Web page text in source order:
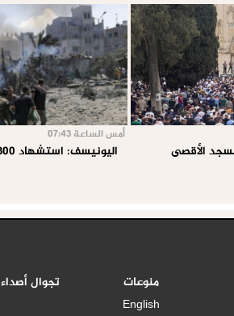
أمس الساعة 07:43
اليونيسف: استشهاد 300 طفل منذ وقف إطلاق النار في غزة
منوعات تجوال أصداء
English